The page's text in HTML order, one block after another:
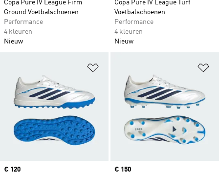
Copa Pure IV League Firm
Ground Voetbalschoenen
Performance
4 kleuren
Nieuw
Copa Pure IV League Turf
Voetbalschoenen
Performance
4 kleuren
Nieuw
Price
€ 120
Price
€ 150